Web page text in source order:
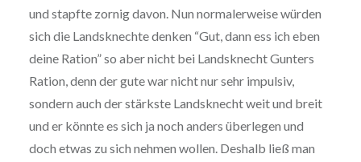
und stapfte zornig davon. Nun nor­ma­ler­wei­se würden
sich die Lands­knech­te denken “Gut, dann ess ich eben
deine Ration” so aber nicht bei Lands­knecht Gunters
Ration, denn der gute war nicht nur sehr impulsiv,
sondern auch der stärkste Lands­knecht weit und breit
und er könnte es sich ja noch anders überlegen und
doch etwas zu sich nehmen wollen. Deshalb ließ man